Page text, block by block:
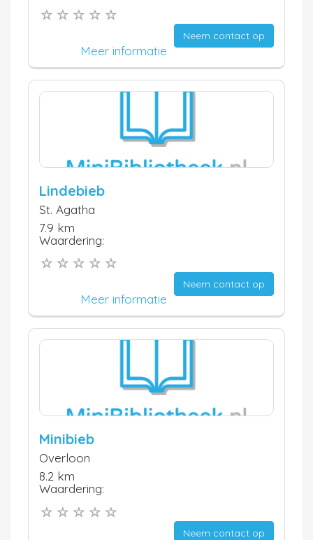
Neem contact op
Meer informatie
Lindebieb
St. Agatha
7.9 km
Waardering:
Neem contact op
Meer informatie
Minibieb
Overloon
8.2 km
Waardering:
Neem contact op